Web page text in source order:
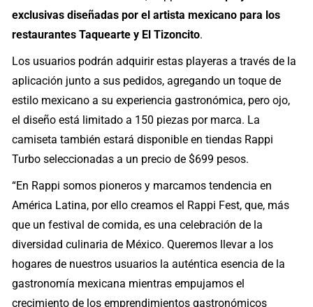
exclusivas diseñadas por el artista mexicano para los
restaurantes Taquearte y El Tizoncito.
Los usuarios podrán adquirir estas playeras a través de la
aplicación junto a sus pedidos, agregando un toque de
estilo mexicano a su experiencia gastronómica, pero ojo,
el diseño está limitado a 150 piezas por marca. La
camiseta también estará disponible en tiendas Rappi
Turbo seleccionadas a un precio de $699 pesos.
“En Rappi somos pioneros y marcamos tendencia en
América Latina, por ello creamos el Rappi Fest, que, más
que un festival de comida, es una celebración de la
diversidad culinaria de México. Queremos llevar a los
hogares de nuestros usuarios la auténtica esencia de la
gastronomía mexicana mientras empujamos el
crecimiento de los emprendimientos gastronómicos